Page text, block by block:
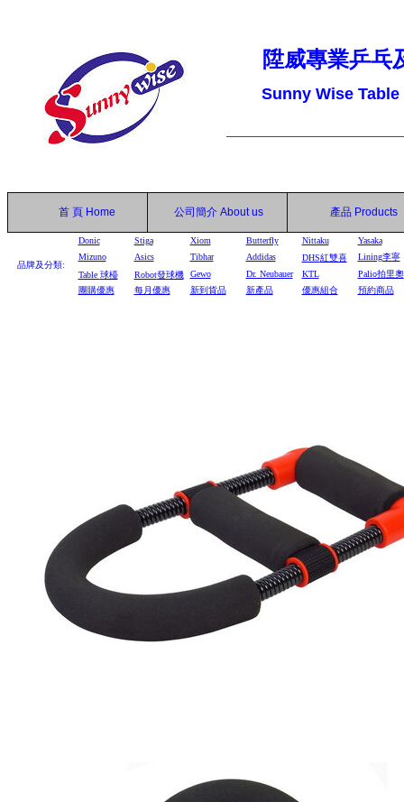
陞威專業乒乓
Sunny Wise
首 頁 Home 公司簡介 About us 產品 Products
品牌及分類:
Donic Stiga Xiom Butterfly Nittaku
Yasaka
Mizuno
Asics Tibhar Addidas DHS紅雙喜
Lining李寧
Table 球檯 Robot發球機 Gewo Dr. Neubauer KTL
Palio拍里奧
團購優惠
每月優惠 新到貨品 新產品 優惠組合 預約商品